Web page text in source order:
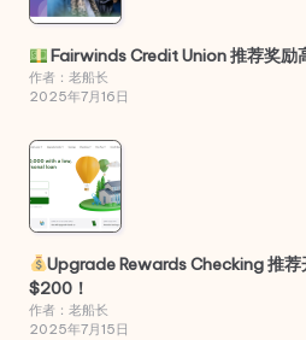
Fairwinds Credit Union 推荐奖励
作者：老船长
2025年7月16日
Upgrade Rewards Checking 推荐
$200！
作者：老船长
2025年7月15日